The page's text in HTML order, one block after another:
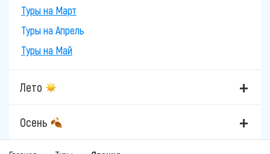
Туры на Март
Туры на Апрель
Туры на Май
Лето
Осень